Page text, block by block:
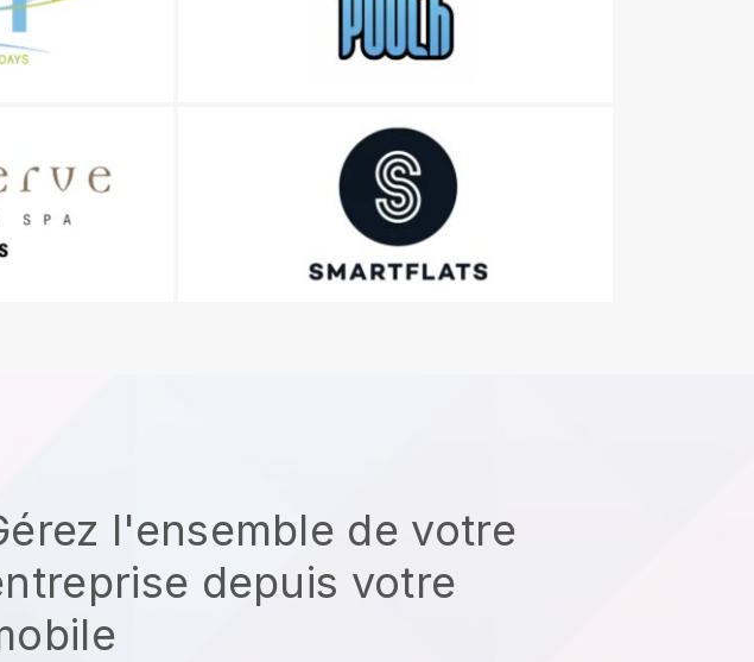
l'ensemble de votre
depuis votre